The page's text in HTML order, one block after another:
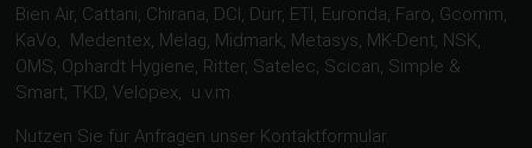
Bien Air, Cattani, Chirana, DCI, Dürr, ETI, Euronda, Faro, Gcomm,
KaVo, Medentex, Melag, Midmark, Metasys, MK-Dent, NSK,
OMS, Ophardt Hygiene, Ritter, Satelec, Scican, Simple &
Smart, TKD, Velopex, u.v.m
Nutzen Sie für Anfragen unser Kontaktformular.